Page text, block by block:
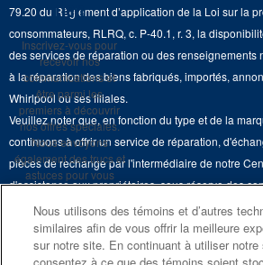
Retours et échanges
Accessibilité
Services d'abonnement
Résidents du Québec
Whirlpool et Corporation
Whirlpool au Canada
79.20 du Règlement d’application de la Loi sur la
consommateurs, RLRQ, c. P-40.1, r. 3, la
des services de réparation ou des renseignements
à la réparation des biens fabriqués, importés,
Whirlpool ou ses filiales.
Veuillez noter que, en fonction du type et de la
continuons à offrir un service de réparation,
pièces de rechange par l'intermédiaire de notre
d'assistance aux propriétaires, sous réserve des
limitée du fabricant. Pour plus d'informations,
de nos différentes marques sous la rubrique «
appeler le 1-800-807-6777. Pour InSinkErator,
rien
Inscrivez-vous pour
recevoir nos
communications et
être parmi les
premiers à découvrir
nos offres spéciales.
Nous envoyons
également des trucs et
astuces pour vous
aider à tirer le meilleur
parti de vos
électroménagers.
Nous utilisons des témoins et d’autres
similaires afin de vous offrir la meilleure
sur notre site. En continuant à utiliser notre